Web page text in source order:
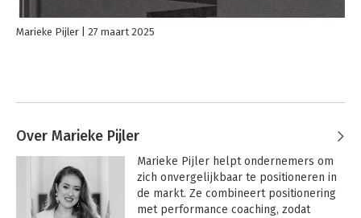
Marieke Pijler 27 maart 2025
Over Marieke Pijler
Marieke Pijler helpt ondernemers om
zich onvergelijkbaar te positioneren in
de markt. Ze combineert positionering
met performance coaching, zodat